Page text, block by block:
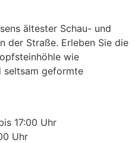
ältester Schau- und
der Straße. Erleben Sie die
wie
seltsam geformte
17:00 Uhr
Uhr